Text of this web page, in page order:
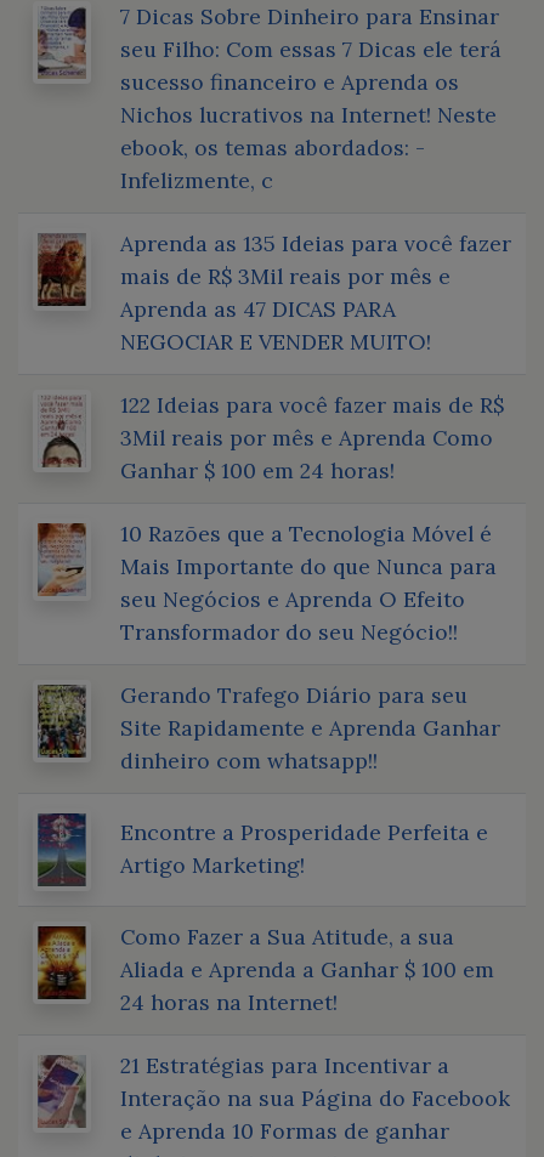
7 Dicas Sobre Dinheiro para Ensinar
seu Filho: Com essas 7 Dicas ele terá
sucesso financeiro e Aprenda os
Nichos lucrativos na Internet! Neste
ebook, os temas abordados: -
Infelizmente, c
Aprenda as 135 Ideias para você fazer
mais de R$ 3Mil reais por mês e
Aprenda as 47 DICAS PARA
NEGOCIAR E VENDER MUITO!
122 Ideias para você fazer mais de R$
3Mil reais por mês e Aprenda Como
Ganhar $ 100 em 24 horas!
10 Razões que a Tecnologia Móvel é
Mais Importante do que Nunca para
seu Negócios e Aprenda O Efeito
Transformador do seu Negócio!!
Gerando Trafego Diário para seu
Site Rapidamente e Aprenda Ganhar
dinheiro com whatsapp!!
Encontre a Prosperidade Perfeita e
Artigo Marketing!
Como Fazer a Sua Atitude, a sua
Aliada e Aprenda a Ganhar $ 100 em
24 horas na Internet!
21 Estratégias para Incentivar a
Interação na sua Página do Facebook
e Aprenda 10 Formas de ganhar